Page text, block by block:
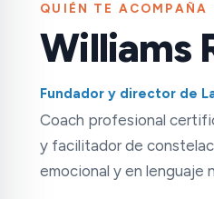
QUIÉN TE ACOMPAÑA
Williams
Fundador y director de
Coach profesional
y facilitador de
emocional y en lenguaje